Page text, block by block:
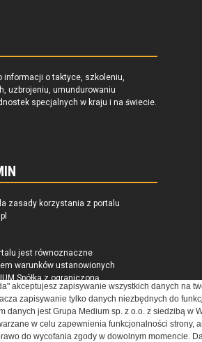
informacji o taktyce, szkoleniu,
uzbrojeniu, umundurowaniu
specjalnych w kraju i na świecie.
zasady korzystania z portalu
jest równoznaczne
warunków ustanowionych
Spółka z ograniczoną
Spółka komandytowa, nr KRS:
REGON 146393437
MEDIUM) w postaci Regulaminu.
akceptujesz zapisywanie wszystkich danych na
zapisywanie tylko danych niezbędnych do
danych jest Grupa Medium sp. z o.o. z siedzibą w
w celu zapewnienia funkcjonalności strony,
do wycofania zgody w dowolnym momencie.